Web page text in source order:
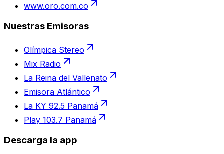
www.oro.com.co
Nuestras Emisoras
Olímpica Stereo
Mix Radio
La Reina del Vallenato
Emisora Atlántico
La KY 92.5 Panamá
Play 103.7 Panamá
Descarga la app